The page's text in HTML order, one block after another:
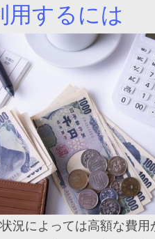
用するには
況によっては高額な費用